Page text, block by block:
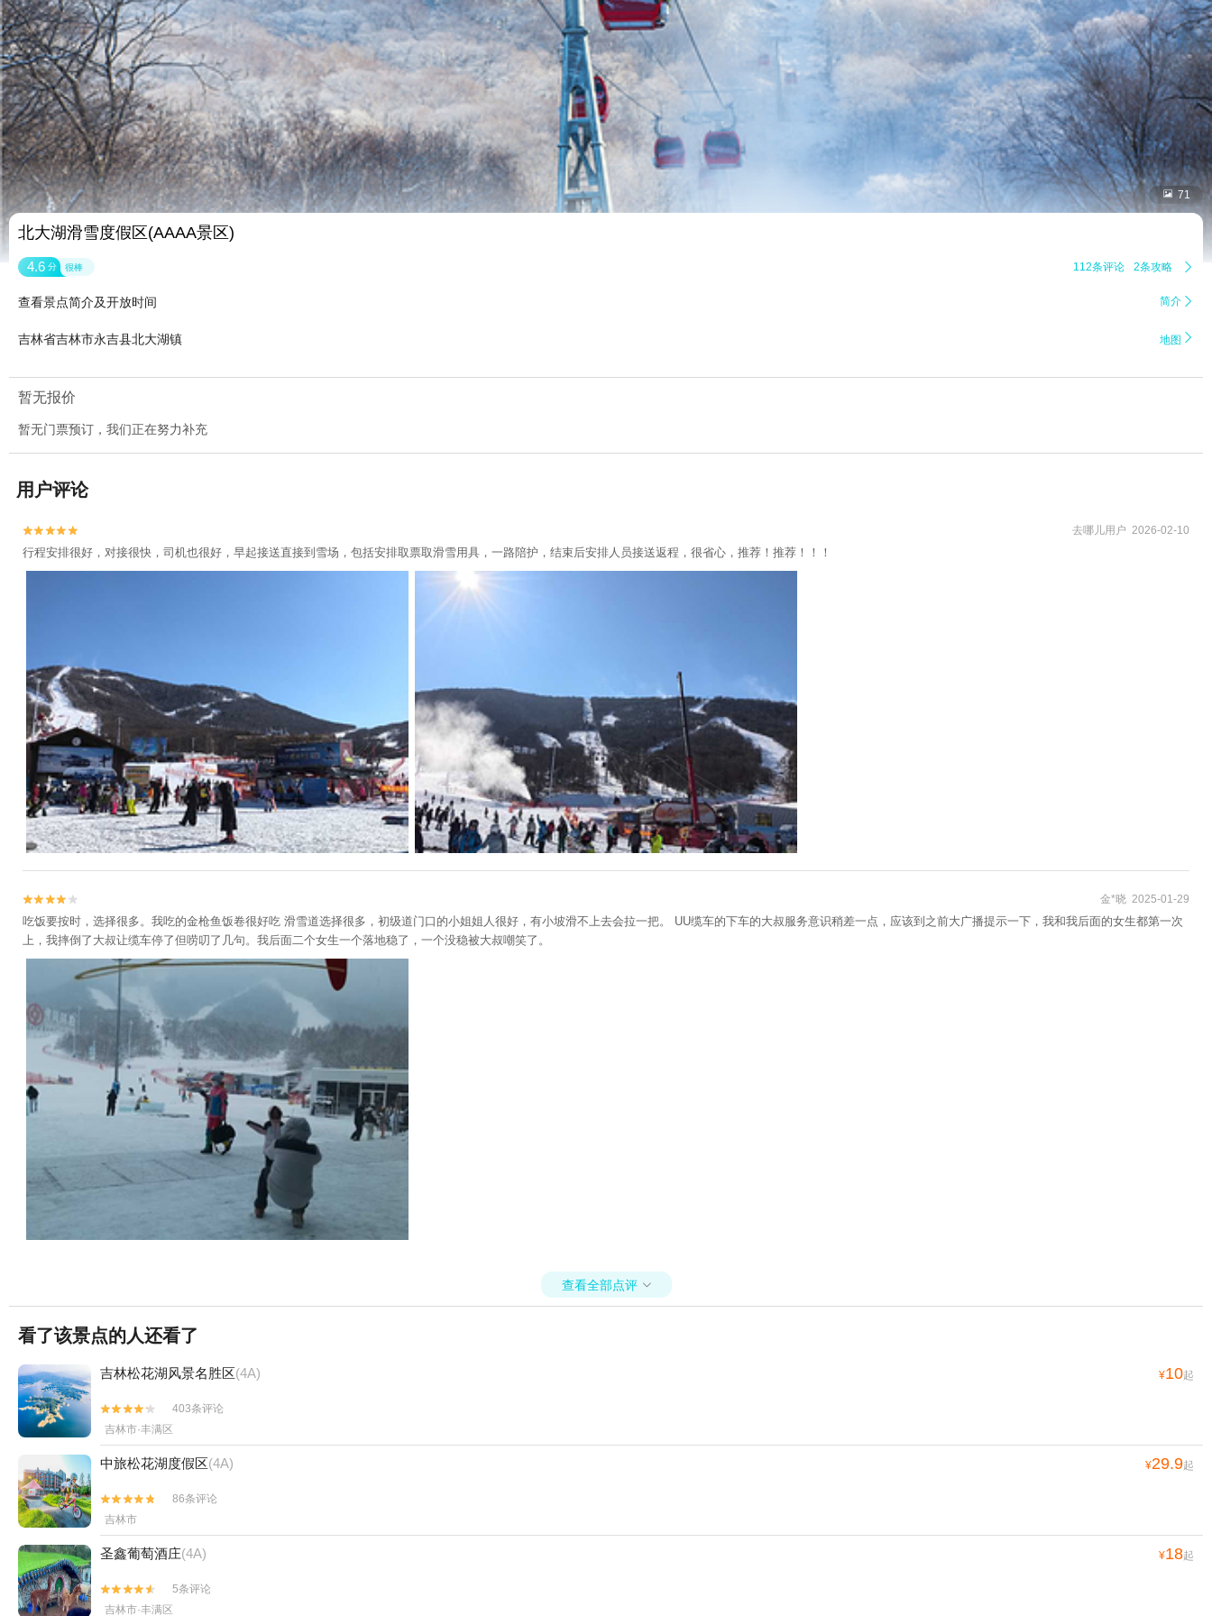
 71
北大湖滑雪度假区(AAAA景区)
4.6 分 很棒 112条评论 2条攻略 
查看景点简介及开放时间 简介 
吉林省吉林市永吉县北大湖镇 地图 
暂无报价
暂无门票预订，我们正在努力补充
用户评论

 去哪儿用户 2026-02-10
行程安排很好，对接很快，司机也很好，早起接送直接到雪场，包括安排取票取滑雪用具，一路陪护，结束后安排人员接送返程，很省心，推荐！推荐！！！

 金*晓 2025-01-29
吃饭要按时，选择很多。我吃的金枪鱼饭卷很好吃 滑雪道选择很多，初级道门口的小姐姐人很好，有小坡滑不上去会拉一把。 UU缆车的下车的大叔服务意识稍差一点，应该到之前大广播提示一下，我和我后面的女生都第一次
上，我摔倒了大叔让缆车停了但唠叨了几句。我后面二个女生一个落地稳了，一个没稳被大叔嘲笑了。
查看全部点评 
看了该景点的人还看了
吉林松花湖风景名胜区(4A) ¥10起


403条评论
吉林市·丰满区
中旅松花湖度假区(4A) ¥29.9起


86条评论
吉林市
圣鑫葡萄酒庄(4A) ¥18起


5条评论
吉林市·丰满区